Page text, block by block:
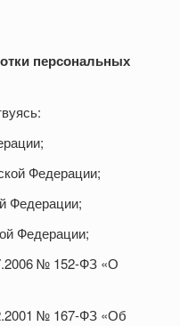
персональных
Федерации;
Федерации;
Федерации;
№ 152-ФЗ «О
№ 167-ФЗ «Об